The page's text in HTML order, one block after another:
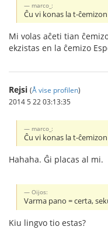
marco_:
Ĉu vi konas la t-
Mi volas aĉeti tian
ekzistas en la ĉemizo
Rejsi (Å vise profilen)
2014 5 22 03:13:35
marco_:
Ĉu vi konas la t-
Hahaha. Ĝi placas al mi.
Oijos:
Varma pano = certa,
Kiu lingvo tio estas?